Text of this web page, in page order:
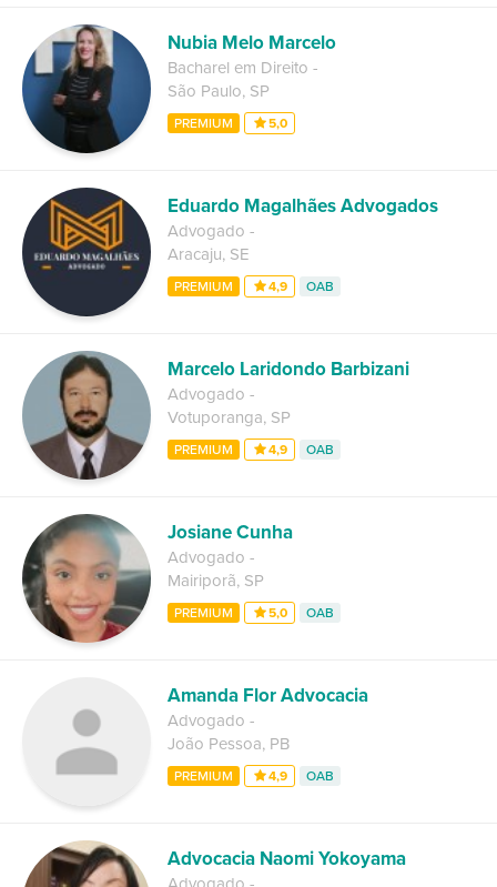
Nubia Melo Marcelo
Bacharel em Direito -
São Paulo, SP
PREMIUM 5,0
Eduardo Magalhães Advogados
Advogado -
Aracaju, SE
PREMIUM 4,9 OAB
Marcelo Laridondo Barbizani
Advogado -
Votuporanga, SP
PREMIUM 4,9 OAB
Josiane Cunha
Advogado -
Mairiporã, SP
PREMIUM 5,0 OAB
Amanda Flor Advocacia
Advogado -
João Pessoa, PB
PREMIUM 4,9 OAB
Advocacia Naomi Yokoyama